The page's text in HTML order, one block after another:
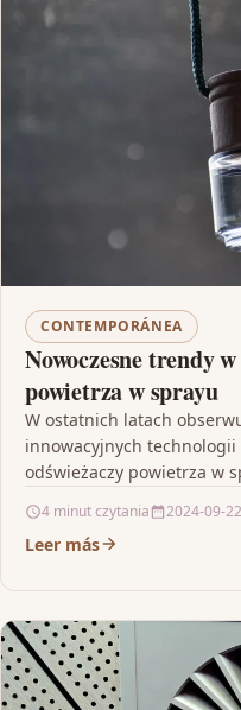
CONTEMPORÁNEA
Nowoczesne trendy
powietrza w sprayu
W ostatnich latach
innowacyjnych
odświeżaczy powietrza w
4 minut czytania 2024-09-22
Leer más